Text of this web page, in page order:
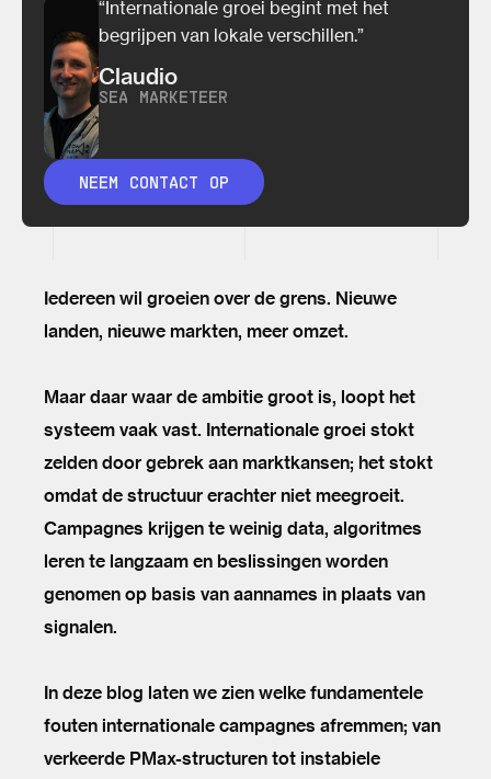
“Internationale groei begint met het
begrijpen van lokale verschillen.”
Claudio
SEA MARKETEER
NEEM CONTACT OP
Iedereen wil groeien over de grens. Nieuwe
landen, nieuwe markten, meer omzet.
Maar daar waar de ambitie groot is, loopt het
systeem vaak vast. Internationale groei stokt
zelden door gebrek aan marktkansen; het stokt
omdat de structuur erachter niet meegroeit.
Campagnes krijgen te weinig data, algoritmes
leren te langzaam en beslissingen worden
genomen op basis van aannames in plaats van
signalen.
In deze blog laten we zien welke fundamentele
fouten internationale campagnes afremmen; van
verkeerde PMax-structuren tot instabiele